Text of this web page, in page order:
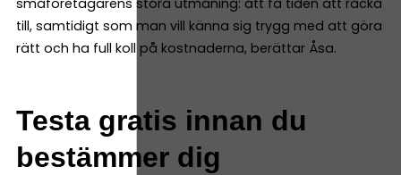
småföretagarens stora utmaning: att få tiden att räcka
till, samtidigt som man vill känna sig trygg med att göra
rätt och ha full koll på kostnaderna, berättar Åsa.
Testa gratis innan du
bestämmer dig